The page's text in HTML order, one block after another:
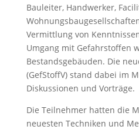
Bauleiter, Handwerker,
Vermittlung von
Umgang mit Gefahrstoffen
Bestandsgebäuden. Die
(GefStoffV) stand dabei im
Diskussionen und Vorträge.
Die Teilnehmer hatten die
neuesten Techniken und